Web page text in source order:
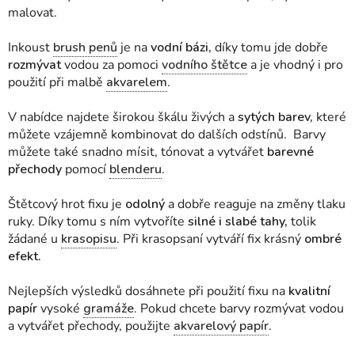
malovat.
Inkoust brush penů je navodní bázi, díky tomu jde dobře
rozmývatvodou za pomoci vodního štětce a je vhodný i pro
použití při malbě akvarelem.
V nabídce najdete širokou škálu živých asytých barev, které
můžete vzájemně kombinovat do dalších odstínů. Barvy
můžete také snadno mísit, tónovat a vytvářet barevné
přechody pomocí blenderu.
Štětcový hrot fixu je odolný a dobře reaguje na změny tlaku
ruky. Díky tomu s ním vytvoříte silné i slabé tahy, tolik
žádané u krasopisu. Při krasopsaní vytváří fix krásný ombré
efekt.
Nejlepších výsledků dosáhnete při použití fixu na kvalitní
papírvysoké gramáže. Pokud chcete barvy rozmývat vodou
a vytvářet přechody, použijte akvarelový papír.